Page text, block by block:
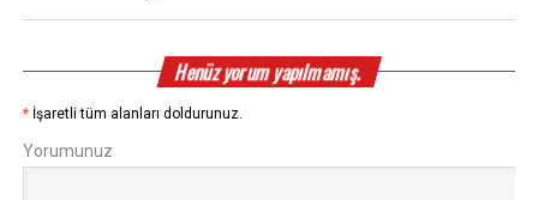
Henüz yorum yapılmamış.
* İşaretli tüm alanları doldurunuz.
Yorumunuz